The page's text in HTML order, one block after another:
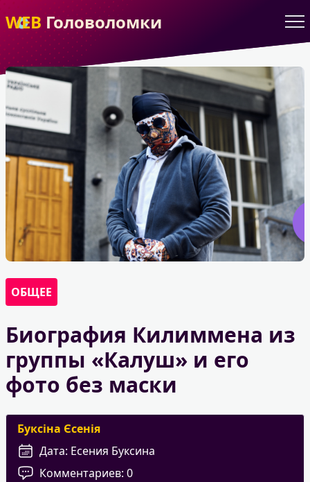
WEBГоловоломки
ОБЩЕЕ
Биография Килиммена из
группы «Калуш» и его
фото без маски
Буксіна Єсенія
Дата: Есения Буксина
Комментариев: 0